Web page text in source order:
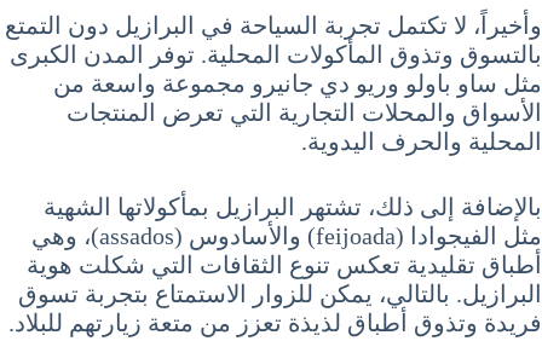
وأخيراً، لا تكتمل تجربة السياحة في البرازيل دون التمتع
بالتسوق وتذوق المأكولات المحلية. توفر المدن الكبرى
مثل ساو باولو وريو دي جانيرو مجموعة واسعة من
الأسواق والمحلات التجارية التي تعرض المنتجات
المحلية والحرف اليدوية.
بالإضافة إلى ذلك، تشتهر البرازيل بمأكولاتها الشهية
مثل الفيجوادا (feijoada) والأسادوس (assados)، وهي
أطباق تقليدية تعكس تنوع الثقافات التي شكلت هوية
البرازيل. بالتالي، يمكن للزوار الاستمتاع بتجربة تسوق
فريدة وتذوق أطباق لذيذة تعزز من متعة زيارتهم للبلاد.